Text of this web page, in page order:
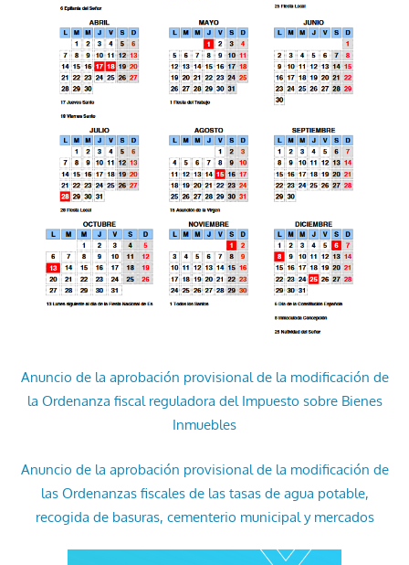
Anuncio de la aprobación provisional de la modificación de
la Ordenanza fiscal reguladora del Impuesto sobre Bienes
Inmuebles
Anuncio de la aprobación provisional de la modificación de
las Ordenanzas fiscales de las tasas de agua potable,
recogida de basuras, cementerio municipal y mercados